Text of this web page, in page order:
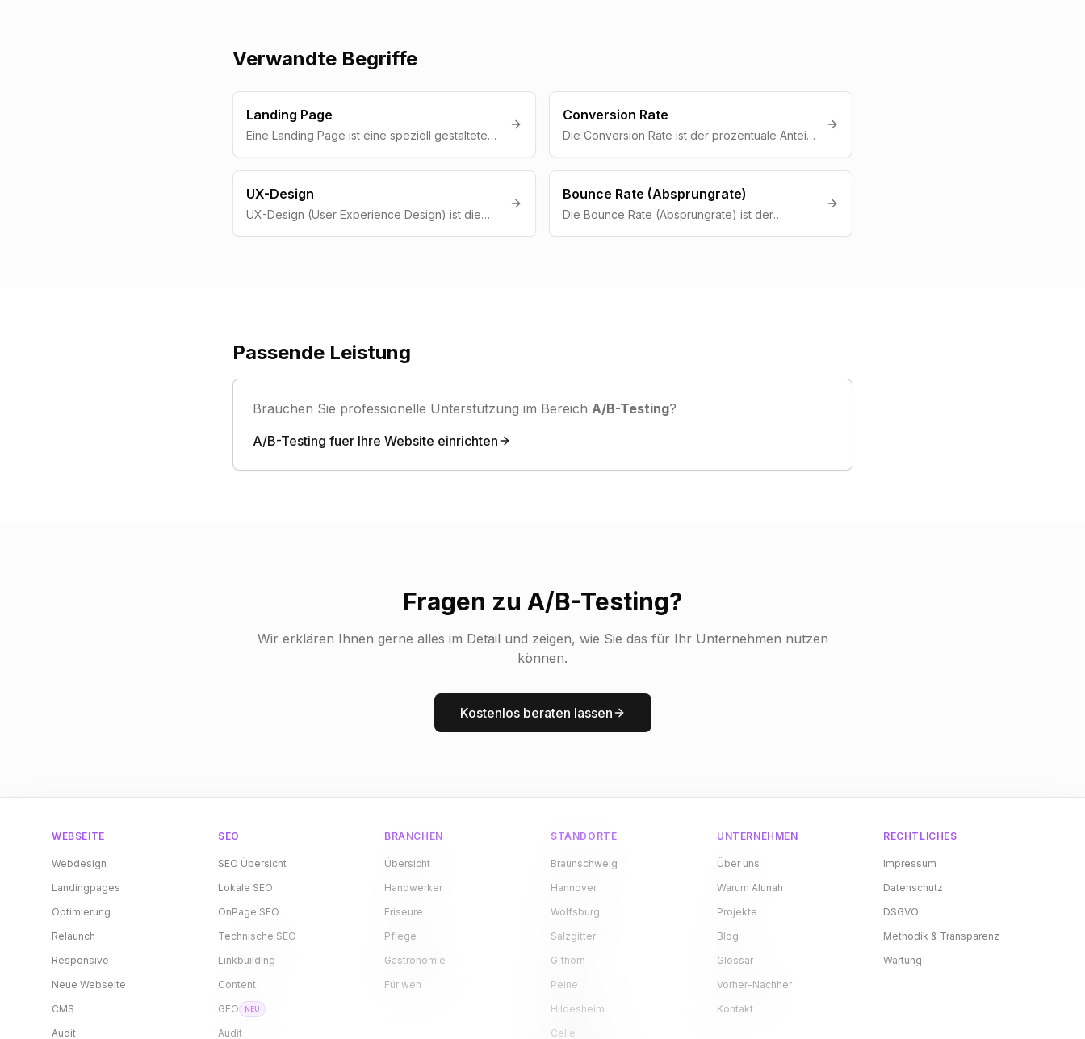
Verwandte Begriffe
Landing Page
Eine Landing Page ist eine speziell gestaltete
Conversion Rate
Die Conversion Rate ist der prozentuale Anteil
UX-Design
UX-Design (User Experience Design) ist die
Bounce Rate (Absprungrate)
Die Bounce Rate (Absprungrate) ist der
Passende Leistung
Brauchen Sie professionelle Unterstützung im Bereich A/B-Testing?
A/B-Testing fuer Ihre Website einrichten
Fragen zu A/B-Testing?
Wir erklären Ihnen gerne alles im Detail und zeigen, wie Sie das für Ihr Unternehmen nutzen
können.
Kostenlos beraten lassen
WEBSEITE
Webdesign
Landingpages
Optimierung
Relaunch
Responsive
Neue Webseite
CMS
Audit
SEO
SEO Übersicht
Lokale SEO
OnPage SEO
Technische SEO
Linkbuilding
Content
GEO
NEU
Audit
BRANCHEN
Übersicht
Handwerker
Friseure
Pflege
Gastronomie
Für wen
STANDORTE
Braunschweig
Hannover
Wolfsburg
Salzgitter
Gifhorn
Peine
Hildesheim
Celle
UNTERNEHMEN
Über uns
Warum Alunah
Projekte
Blog
Glossar
Vorher-Nachher
Kontakt
RECHTLICHES
Impressum
Datenschutz
DSGVO
Methodik & Transparenz
Wartung